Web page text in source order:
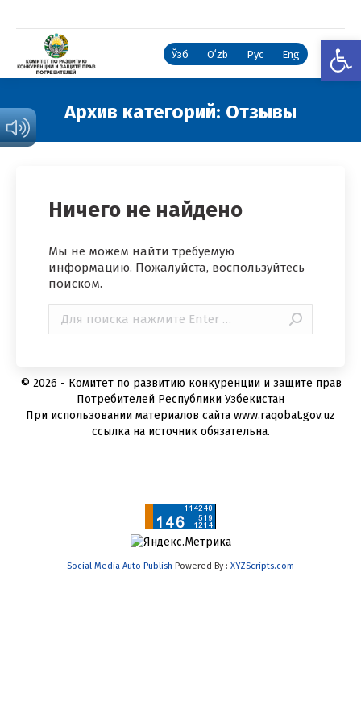
Ўзб Oʻzb Рус Eng
Архив категорий: Отзывы
Ничего не найдено
Мы не можем найти требуемую
информацию. Пожалуйста, воспользуйтесь
поиском.
Поиск:
© 2026 - Комитет по развитию конкуренции и защите прав
Потребителей Республики Узбекистан
При использовании материалов сайта www.raqobat.gov.uz
ссылка на источник обязательна.
Social Media Auto Publish Powered By : XYZScripts.com